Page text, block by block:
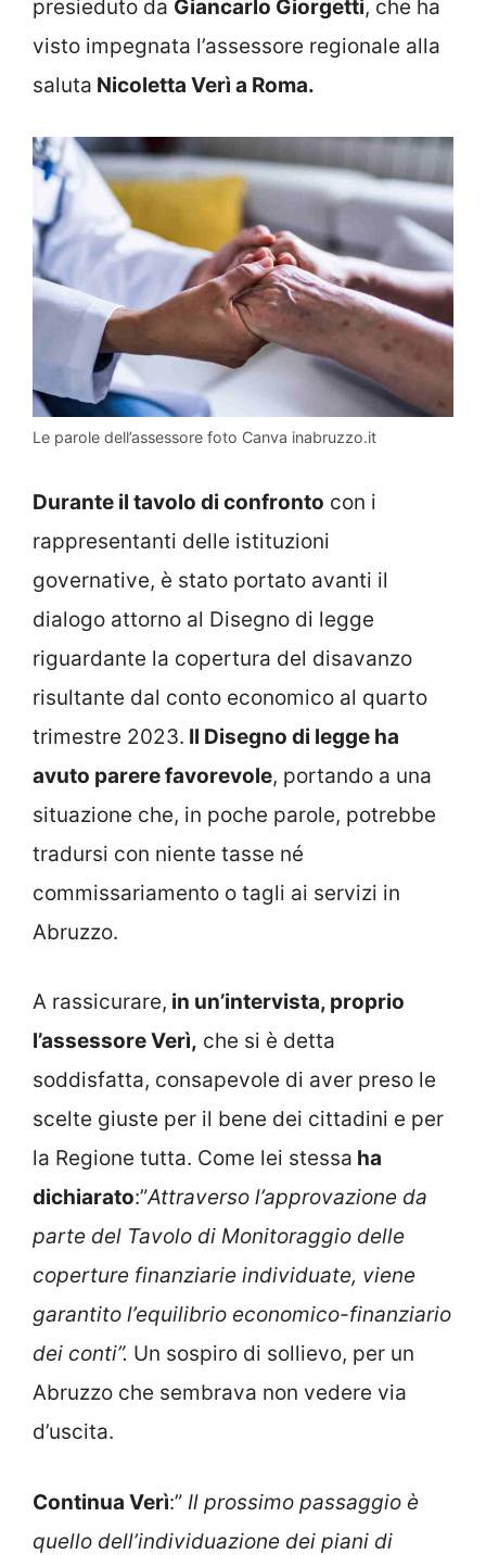
presieduto da Giancarlo Giorgetti, che ha
visto impegnata l’assessore regionale alla
saluta Nicoletta Verì a Roma.
Le parole dell’assessore foto Canva inabruzzo.it
Durante il tavolo di confronto con i
rappresentanti delle istituzioni
governative, è stato portato avanti il
dialogo attorno al Disegno di legge
riguardante la copertura del disavanzo
risultante dal conto economico al quarto
trimestre 2023. Il Disegno di legge ha
avuto parere favorevole, portando a una
situazione che, in poche parole, potrebbe
tradursi con niente tasse né
commissariamento o tagli ai servizi in
Abruzzo.
A rassicurare, in un’intervista, proprio
l’assessore Verì, che si è detta
soddisfatta, consapevole di aver preso le
scelte giuste per il bene dei cittadini e per
la Regione tutta. Come lei stessa ha
dichiarato:”Attraverso l’approvazione da
parte del Tavolo di Monitoraggio delle
coperture finanziarie individuate, viene
garantito l’equilibrio economico-finanziario
dei conti”. Un sospiro di sollievo, per un
Abruzzo che sembrava non vedere via
d’uscita.
Continua Verì:” Il prossimo passaggio è
quello dell’individuazione dei piani di